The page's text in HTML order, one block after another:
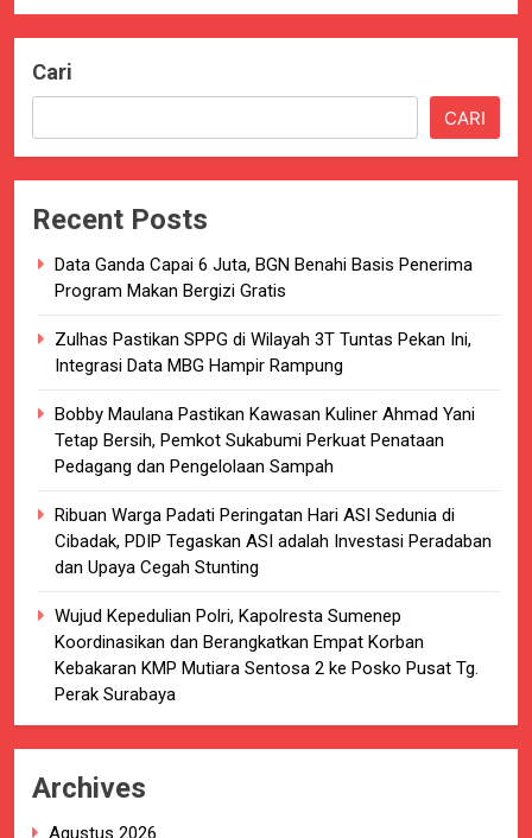
Cari
CARI
Recent Posts
Data Ganda Capai 6 Juta, BGN Benahi Basis Penerima
Program Makan Bergizi Gratis
Zulhas Pastikan SPPG di Wilayah 3T Tuntas Pekan Ini,
Integrasi Data MBG Hampir Rampung
Bobby Maulana Pastikan Kawasan Kuliner Ahmad Yani
Tetap Bersih, Pemkot Sukabumi Perkuat Penataan
Pedagang dan Pengelolaan Sampah
Ribuan Warga Padati Peringatan Hari ASI Sedunia di
Cibadak, PDIP Tegaskan ASI adalah Investasi Peradaban
dan Upaya Cegah Stunting
Wujud Kepedulian Polri, Kapolresta Sumenep
Koordinasikan dan Berangkatkan Empat Korban
Kebakaran KMP Mutiara Sentosa 2 ke Posko Pusat Tg.
Perak Surabaya
Archives
Agustus 2026